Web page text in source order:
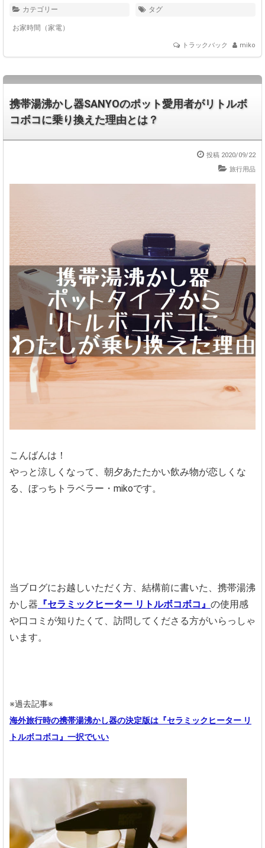
カテゴリー
お家時間（家電）
タグ
トラックバック miko
携帯湯沸かし器SANYOのポット愛用者がリトルボ
コボコに乗り換えた理由とは？
投稿 2020/09/22
旅行用品
こんばんは！
やっと涼しくなって、朝夕あたたかい飲み物が恋しくな
る、ぼっちトラベラー・mikoです。
当ブログにお越しいただく方、結構前に書いた、携帯湯沸
かし器 『セラミックヒーター リトルボコボコ』 の使用感
や口コミが知りたくて、訪問してくださる方がいらっしゃ
います。
※過去記事※
海外旅行時の携帯湯沸かし器の決定版は『セラミックヒーター リ
トルボコボコ』一択でいい